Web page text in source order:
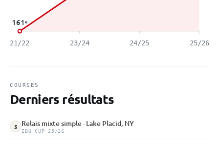
161e
21/22 23/24 24/25 25/26
COURSES
Derniers résultats
5 Relais mixte simple · Lake Placid, NY
IBU CUP 25/26